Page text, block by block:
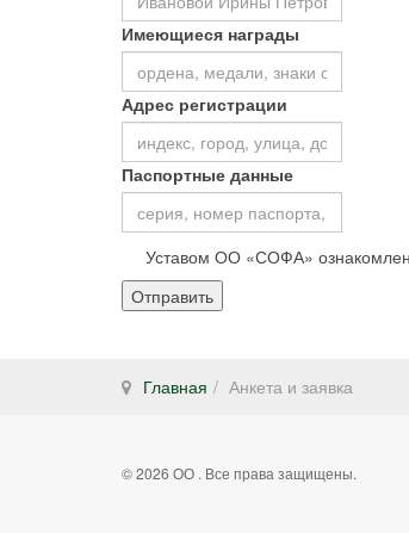
Имеющиеся награды
Адрес регистрации
Паспортные данные
Уставом ОО «СОФА»
Отправить
Главная Анкета и заявка
© 2026 ОО . Все права защищены.